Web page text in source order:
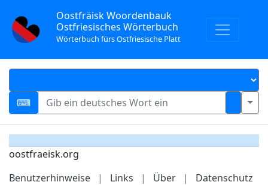
Oostfräisk Woordenbauk
Ostfriesisches Wörterbuch
Wörterbuch fürs Ostfriesische Platt
oostfraeisk.org
Benutzerhinweise
| Links | Über | Datenschutz